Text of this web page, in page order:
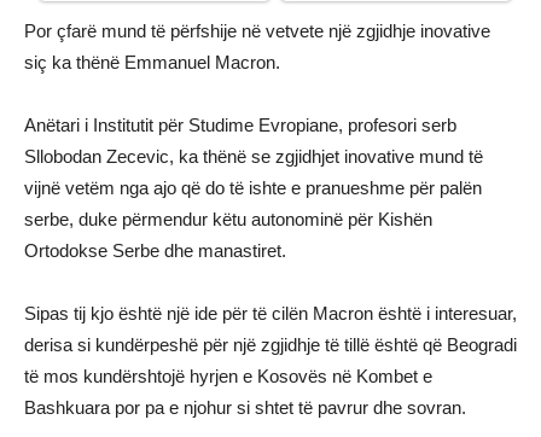
Por çfarë mund të përfshije në vetvete një zgjidhje inovative
siç ka thënë Emmanuel Macron.
Anëtari i Institutit për Studime Evropiane, profesori serb
Sllobodan Zecevic, ka thënë se zgjidhjet inovative mund të
vijnë vetëm nga ajo që do të ishte e pranueshme për palën
serbe, duke përmendur këtu autonominë për Kishën
Ortodokse Serbe dhe manastiret.
Sipas tij kjo është një ide për të cilën Macron është i interesuar,
derisa si kundërpeshë për një zgjidhje të tillë është që Beogradi
të mos kundërshtojë hyrjen e Kosovës në Kombet e
Bashkuara por pa e njohur si shtet të pavrur dhe sovran.